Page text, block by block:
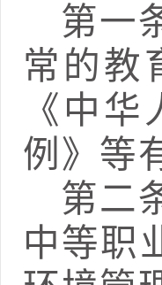
第一
常的教
《中
例》等
第二
中等职